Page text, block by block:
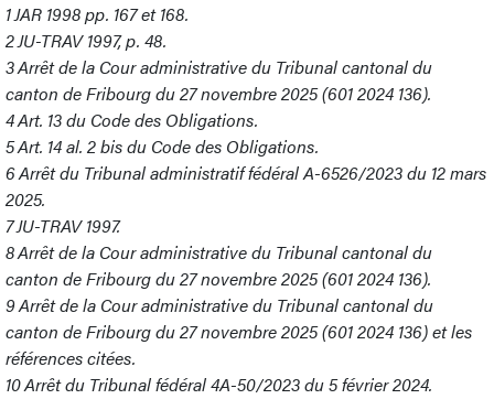
1JAR 1998 pp. 167 et 168.
2JU-TRAV 1997, p. 48.
3Arrêt de la Cour administrative du Tribunal cantonal du
canton de Fribourg du 27 novembre 2025 (601 2024 136).
4Art. 13 du Code des Obligations.
5Art. 14 al. 2 bis du Code des Obligations.
6Arrêt du Tribunal administratif fédéral A-6526/2023 du 12 mars
2025.
7JU-TRAV 1997.
8Arrêt de la Cour administrative du Tribunal cantonal du
canton de Fribourg du 27 novembre 2025 (601 2024 136).
9Arrêt de la Cour administrative du Tribunal cantonal du
canton de Fribourg du 27 novembre 2025 (601 2024 136) et les
références citées.
10Arrêt du Tribunal fédéral 4A-50/2023 du 5 février 2024.